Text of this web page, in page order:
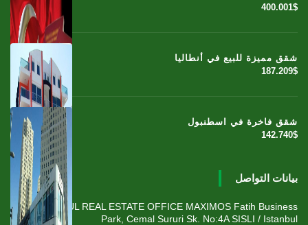
400.001$
شقق مميزة للبيع في أنطاليا
187.209$
شقق فاخرة في اسطنبول
142.740$
بيانات التواصل
ISTANBUL REAL ESTATE OFFICE MAXIMOS Fatih Business
Park, Cemal Sururi Sk. No:4A SISLI / Istanbul